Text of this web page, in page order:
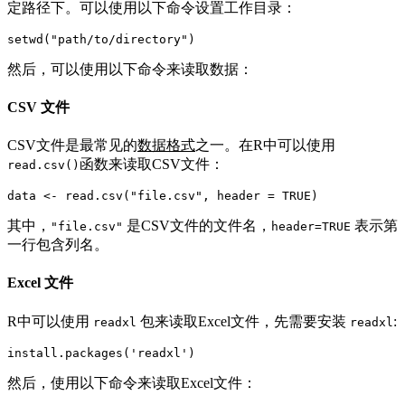
定路径下。可以使用以下命令设置工作目录：
setwd( "path/to/directory"
然后，可以使用以下命令来读取数据：
CSV 文件
CSV文件是最常见的数据格式之一。在R中可以使用
read.csv() 函数来读取CSV文件：
data <- read.csv ( "file.csv" , header = TRUE )
其中， "file.csv" 是CSV文件的文件名， header=TRUE 表示第
一行包含列名。
Excel 文件
R中可以使用 readxl 包来读取Excel文件，先需要安装 readxl :
install.packages ( 'readxl' )
然后，使用以下命令来读取Excel文件：